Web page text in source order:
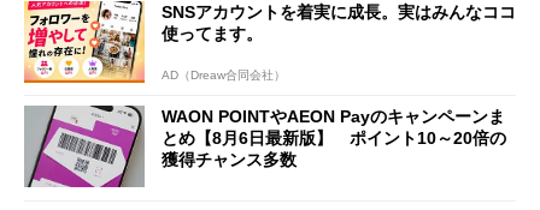
SNSアカウントを着実に成長。実はみんなココ
使ってます。
AD（Dreaw合同会社）
WAON POINTやAEON Payのキャンペーンま
とめ【8月6日最新版】 ポイント10～20倍の
獲得チャンス多数